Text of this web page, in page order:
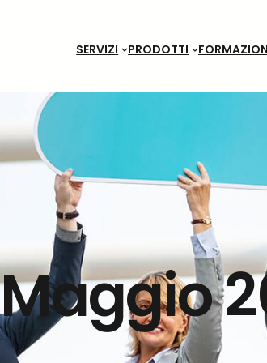
SERVIZI PRODOTTI
Maggio